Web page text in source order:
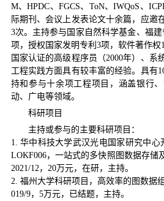
M、HPDC、FGCS、ToN、IWQoS、
际期刊、会议上发表论文十余篇，应邀
3次。主持参与国家自然科学基金、福
项，授权国家发明专利3项，软件著作权1
国家认证的高级程序员（2000年）、系
工程实践方面具有较丰富的经验。具有
持和参与十余项工程项目，涵盖银行
动、广电等领域。
科研项目
主持或参与的主要科研项目：
1. 华中科技大学武汉光电国家研究中心
LOKF006，一站式的多快照图数据存储
2021/12，20万元，在研，主持。
2. 福州大学科研项目，高效率的图数据
019/9，5万元，已结题，主持。